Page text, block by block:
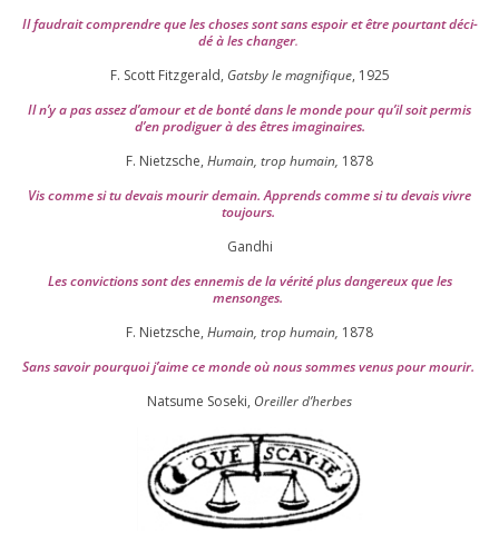
Il fau­drait com­prendre que les choses sont sans espoir et être pour­tant déci­
dé à les chan­ger.
F. Scott Fitzgerald, Gatsby le magni­fique, 1925
Il n’y a pas assez d’a­mour et de bon­té dans le monde pour qu’il soit per­mis
d’en pro­di­guer à des êtres imaginaires.
F. Nietzsche, Humain, trop humain, 1878
Vis comme si tu devais mou­rir demain. Apprends comme si tu devais vivre
toujours.
Gandhi
Les convic­tions sont des enne­mis de la véri­té plus dan­ge­reux que les
mensonges.
F. Nietzsche, Humain, trop humain, 1878
Sans savoir pour­quoi j’aime ce monde où nous sommes venus pour mourir.
Natsume Soseki, Oreiller d’herbes